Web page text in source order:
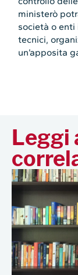
ministerò
società o enti
tecnici,
un’apposita
Leggi